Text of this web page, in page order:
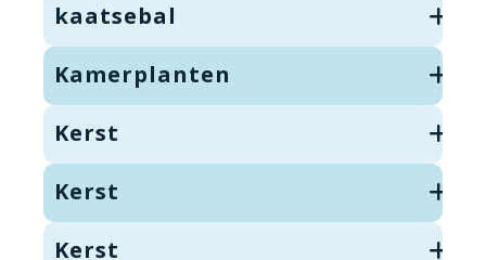
kaatsebal
Kamerplanten
Kerst
Kerst
Kerst